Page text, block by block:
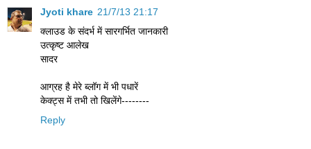
Jyoti khare 21/7/13 21:17
क्लाउड के संदर्भ में सारगर्भित जानकारी
उत्कृष्ट आलेख
सादर
आग्रह है मेरे ब्लॉग में भी पधारें
केक्ट्स में तभी तो खिलेंगे--------
Reply